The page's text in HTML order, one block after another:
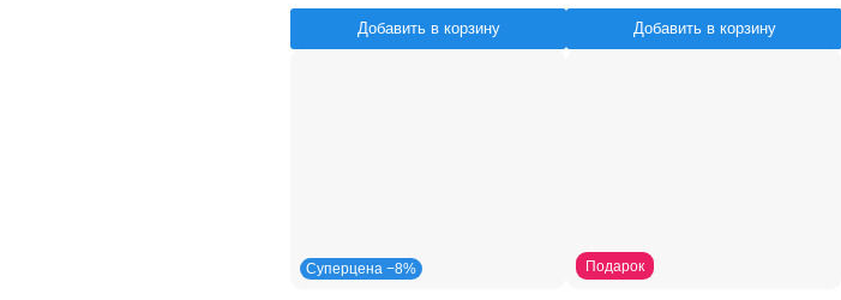
Добавить в корзину Добавить в корзину
Суперцена −8% Подарок